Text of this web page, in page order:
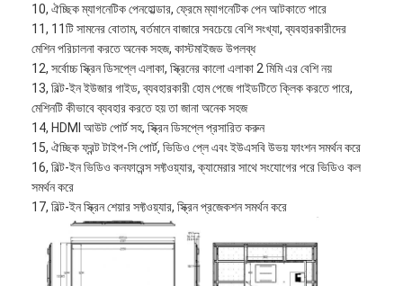
বাড়ি
10, ঐচ্ছিক ম্যাগনেটিক পেনহোল্ডার, ফ্রেমে ম্যাগনেটিক পেন আটকাতে পারে
11, 11টি সামনের বোতাম, বর্তমানে বাজারে সবচেয়ে বেশি সংখ্যা, ব্যবহারকারীদের
মেশিন পরিচালনা করতে অনেক সহজ, কাস্টমাইজড উপলব্ধ
12, সর্বোচ্চ স্ক্রিন ডিসপ্লে এলাকা, স্ক্রিনের কালো এলাকা 2 মিমি এর বেশি নয়
13, বিল্ট-ইন ইউজার গাইড, ব্যবহারকারী হোম পেজে গাইডটিতে ক্লিক করতে পারে,
মেশিনটি কীভাবে ব্যবহার করতে হয় তা জানা অনেক সহজ
14, HDMI আউট পোর্ট সহ, স্ক্রিন ডিসপ্লে প্রসারিত করুন
15, ঐচ্ছিক ফ্রন্ট টাইপ-সি পোর্ট, ভিডিও প্লে এবং ইউএসবি উভয় ফাংশন সমর্থন করে
16, বিল্ট-ইন ভিডিও কনফারেন্স সফ্টওয়্যার, ক্যামেরার সাথে সংযোগের পরে ভিডিও কল
সমর্থন করে
17, বিল্ট-ইন স্ক্রিন শেয়ার সফ্টওয়্যার, স্ক্রিন প্রজেকশন সমর্থন করে